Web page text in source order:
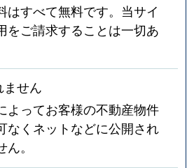
はすべて無料です。当サイ
をご請求することは一切あ
せん
よってお客様の不動産物件
なくネットなどに公開され
。